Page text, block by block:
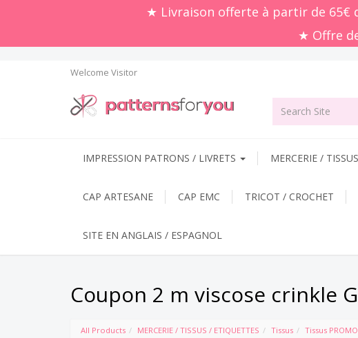
★ Livraison offerte à partir de 65€
★ Offre
Welcome Visitor
IMPRESSION PATRONS / LIVRETS MERCERIE /
CAP ARTESANE CAP EMC TRICOT / CROCHET
SITE EN ANGLAIS / ESPAGNOL
Coupon 2 m viscose crinkle
All Products MERCERIE / TISSUS / ETIQUETTES Tissus Tissus